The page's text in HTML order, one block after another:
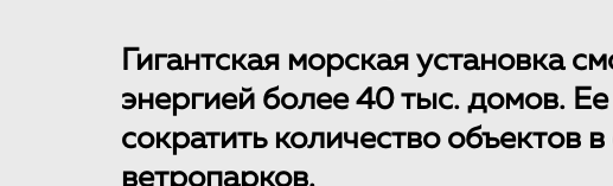
Гигантская морская установка
энергией более 40 тыс. домов.
сократить количество объектов
ветропарков.